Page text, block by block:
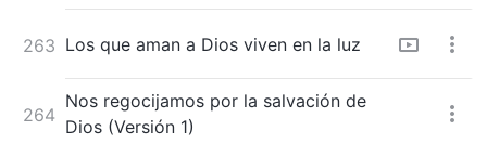
263 Los que aman a Dios viven en la luz
264
Nos regocijamos por la salvación de
Dios (Versión 1)